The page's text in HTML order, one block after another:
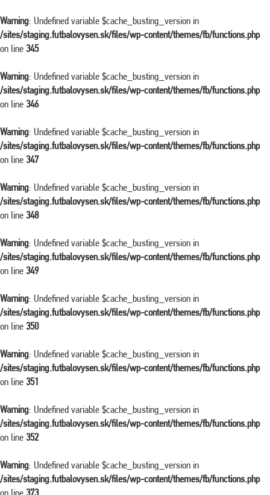
Warning: Undefined variable $cache_busting_version in
/sites/staging.futbalovysen.sk/files/wp-content/themes/fb/functions.php
on line 345
Warning: Undefined variable $cache_busting_version in
/sites/staging.futbalovysen.sk/files/wp-content/themes/fb/functions.php
on line 346
Warning: Undefined variable $cache_busting_version in
/sites/staging.futbalovysen.sk/files/wp-content/themes/fb/functions.php
on line 347
Warning: Undefined variable $cache_busting_version in
/sites/staging.futbalovysen.sk/files/wp-content/themes/fb/functions.php
on line 348
Warning: Undefined variable $cache_busting_version in
/sites/staging.futbalovysen.sk/files/wp-content/themes/fb/functions.php
on line 349
Warning: Undefined variable $cache_busting_version in
/sites/staging.futbalovysen.sk/files/wp-content/themes/fb/functions.php
on line 350
Warning: Undefined variable $cache_busting_version in
/sites/staging.futbalovysen.sk/files/wp-content/themes/fb/functions.php
on line 351
Warning: Undefined variable $cache_busting_version in
/sites/staging.futbalovysen.sk/files/wp-content/themes/fb/functions.php
on line 352
Warning: Undefined variable $cache_busting_version in
/sites/staging.futbalovysen.sk/files/wp-content/themes/fb/functions.php
on line 373